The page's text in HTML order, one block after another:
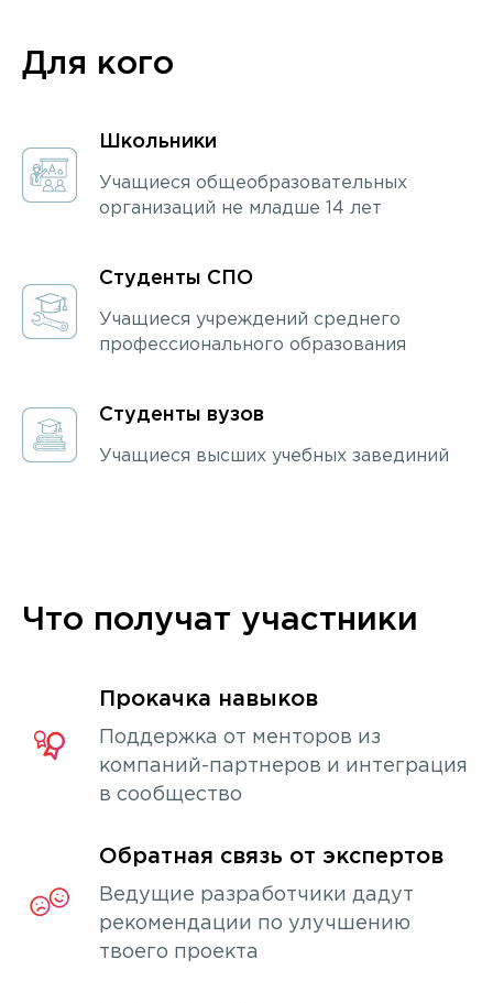
Для кого
Школьники
Учащиеся общеобразовательных
организаций не младше 14 лет
Студенты СПО
Учащиеся учреждений среднего
профессионального образования
Студенты вузов
Учащиеся высших учебных завединий
Что получат участники
Прокачка навыков
Поддержка от менторов из
компаний-партнеров и интеграция
в сообщество
Обратная связь от экспертов
Ведущие разработчики дадут
рекомендации по улучшению
твоего проекта